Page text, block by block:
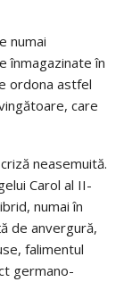
numai
înmagazinate în
ordona astfel
care
neasemuită.
Carol al II-
numai în
de anvergură,
falimentul
germano-